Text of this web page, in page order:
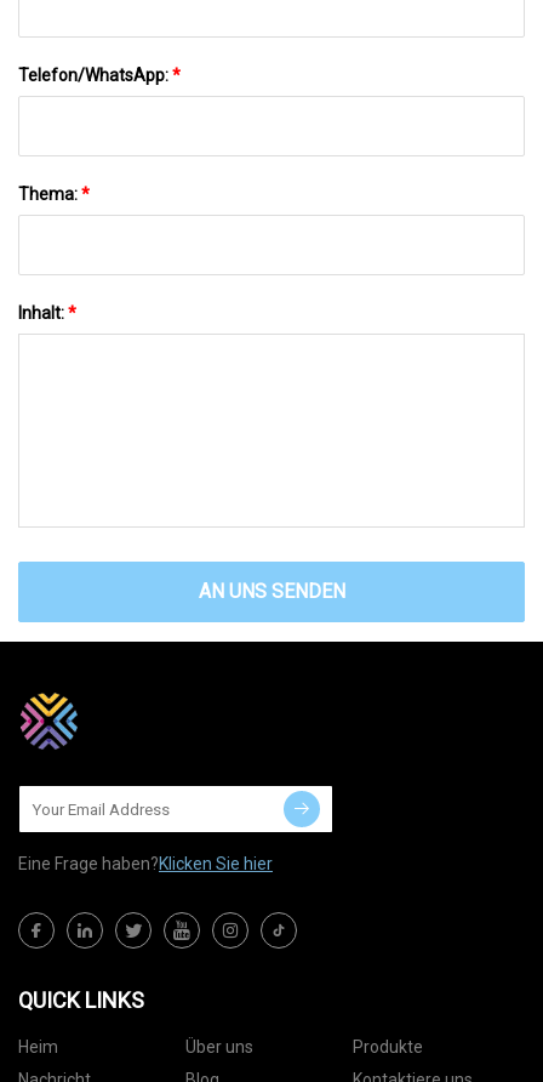
Telefon/WhatsApp:*
Thema:*
Inhalt:*
AN UNS SENDEN
Eine Frage haben?Klicken Sie hier
QUICK LINKS
Heim Über uns
Produkte